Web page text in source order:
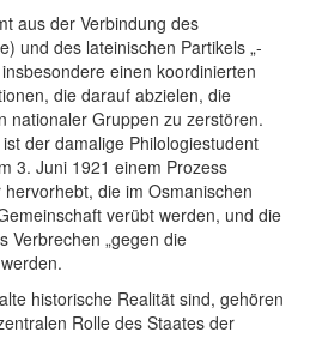
aus der Verbindung des
und des lateinischen Partikels „-
einen koordinierten
die darauf abzielen, die
nationaler Gruppen zu zerstören.
der damalige Philologiestudent
3. Juni 1921 einem Prozess
die im Osmanischen
verübt werden, und die
Verbrechen „gegen die
historische Realität sind, gehören
Rolle des Staates der